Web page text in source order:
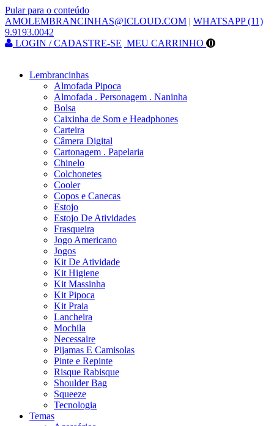
Pular para o conteúdo
AMOLEMBRANCINHAS@ICLOUD.COM | WHATSAPP (11)
9.9193.0042
LOGIN / CADASTRE-SE MEU CARRINHO 0
Lembrancinhas
Almofada Pipoca
Almofada . Personagem . Naninha
Bolsa
Caixinha de Som e Headphones
Carteira
Câmera Digital
Cartonagem . Papelaria
Chinelo
Colchonetes
Cooler
Copos e Canecas
Estojo
Estojo De Atividades
Frasqueira
Jogo Americano
Jogos
Kit De Atividade
Kit Higiene
Kit Massinha
Kit Pipoca
Kit Praia
Lancheira
Mochila
Necessaire
Pijamas E Camisolas
Pinte e Repinte
Risque Rabisque
Shoulder Bag
Squeeze
Tecnologia
Temas